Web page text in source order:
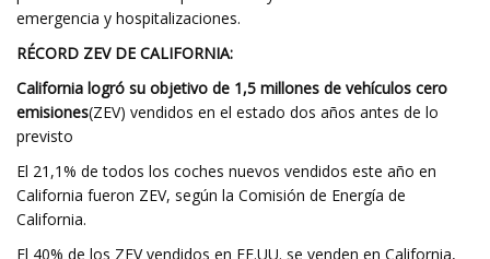
emergencia y hospitalizaciones.
RÉCORD ZEV DE CALIFORNIA:
California logró su objetivo de 1,5 millones de vehículos cero
emisiones(ZEV) vendidos en el estado dos años antes de lo
previsto
El 21,1% de todos los coches nuevos vendidos este año en
California fueron ZEV, según la Comisión de Energía de
California.
El 40% de los ZEV vendidos en EE.UU. se venden en California,